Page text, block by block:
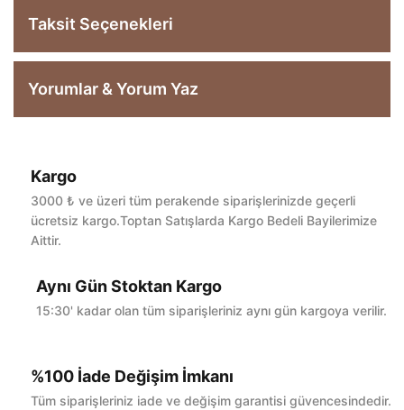
Taksit Seçenekleri
Yorumlar & Yorum Yaz
Bu ürüne ilk yorumu siz yapın!
Kargo
3000 ₺ ve üzeri tüm perakende siparişlerinizde geçerli
ücretsiz kargo.Toptan Satışlarda Kargo Bedeli Bayilerimize
Aittir.
Aynı Gün Stoktan Kargo
15:30' kadar olan tüm siparişleriniz aynı gün kargoya verilir.
%100 İade Değişim İmkanı
Tüm siparişleriniz iade ve değişim garantisi güvencesindedir.